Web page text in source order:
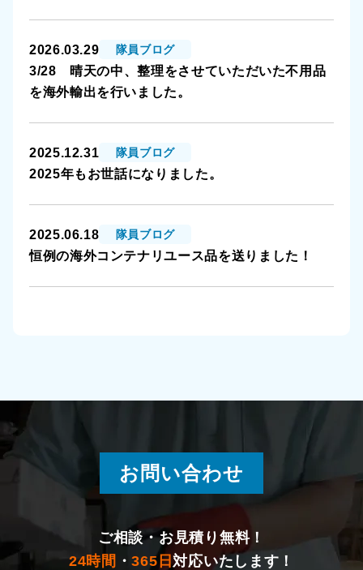
2026.03.29 隊員ブログ
3/28 晴天の中、整理をさせていただいた不用品
を海外輸出を行いました。
2025.12.31 隊員ブログ
2025年もお世話になりました。
2025.06.18 隊員ブログ
恒例の海外コンテナリユース品を送りました！
お問い合わせ
ご相談・お見積り無料！
24時間 ・365日対応いたします！